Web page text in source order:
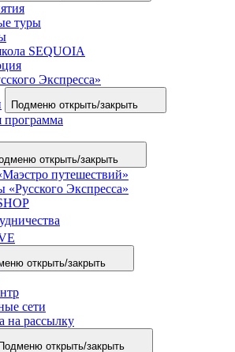
туры
SEQUOIA
Экспресса»
Подменю открыть/закрыть
программа
открыть/закрыть
путешествий»
«Русского Экспресса»
открыть/закрыть
сети
на рассылку
Подменю открыть/закрыть